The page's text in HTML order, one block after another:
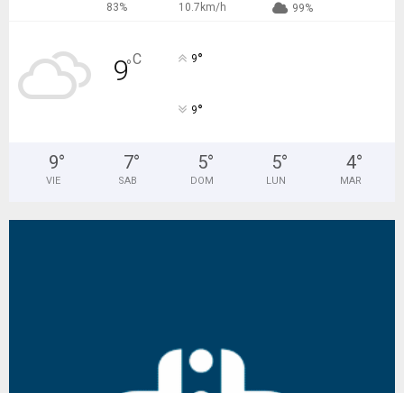
83% 10.7km/h 99%
9°C 9°
9°
9°
VIE
7°
SAB
5°
DOM
5°
LUN
4°
MAR